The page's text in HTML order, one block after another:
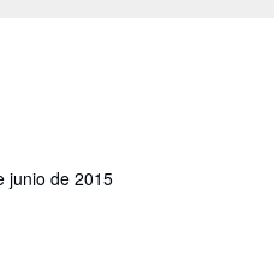
junio de 2015